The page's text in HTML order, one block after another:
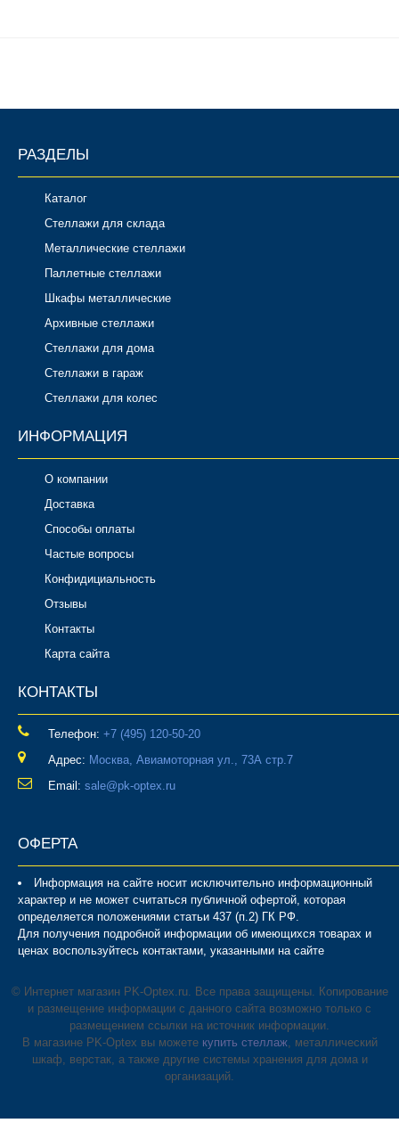
РАЗДЕЛЫ
Каталог
Стеллажи для склада
Металлические стеллажи
Паллетные стеллажи
Шкафы металлические
Архивные стеллажи
Стеллажи для дома
Стеллажи в гараж
Стеллажи для колес
ИНФОРМАЦИЯ
О компании
Доставка
Способы оплаты
Частые вопросы
Конфидициальность
Отзывы
Контакты
Карта сайта
КОНТАКТЫ
Телефон: ‎+7 (495) 120-50-20
Адрес: Москва, Авиамоторная ул., 73А стр.7
Email: sale@pk-optex.ru
ОФЕРТА
Информация на сайте носит исключительно информационный
характер и не может считаться публичной офертой, которая
определяется положениями статьи 437 (п.2) ГК РФ.
Для получения подробной информации об имеющихся товарах и
ценах воспользуйтесь контактами, указанными на сайте
© Интернет магазин PK-Optex.ru. Все права защищены. Копирование
и размещение информации с данного сайта возможно только с
размещением ссылки на источник информации.
В магазине PK-Optex вы можете купить стеллаж, металлический
шкаф, верстак, а также другие системы хранения для дома и
организаций.